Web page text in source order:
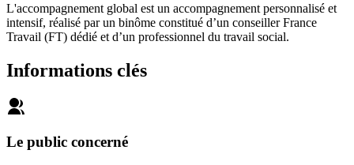
L'accompagnement global est un accompagnement personnalisé et
intensif, réalisé par un binôme constitué d’un conseiller France
Travail (FT) dédié et d’un professionnel du travail social.
Informations clés
Le public concerné